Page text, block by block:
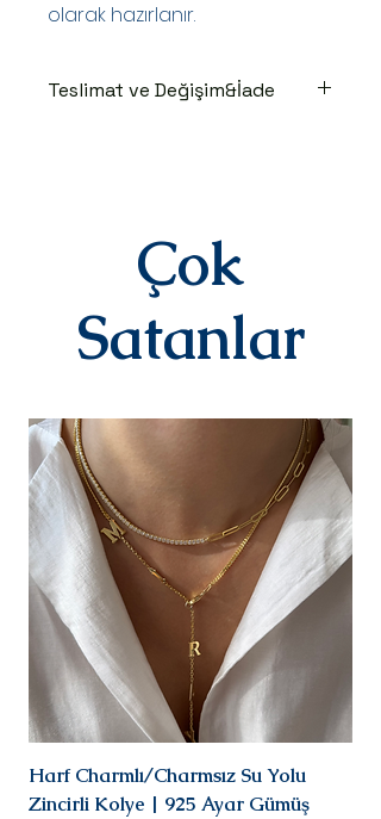
olarak hazırlanır.
Teslimat ve Değişim&İade
edilir.Kargoya teslim edildiğinde
takip numaranız,anlaşmalı kargo
firmamız olan Yurtiçi Kargo
tarafından size sms olarak iletilir.
DEĞİŞİM&İADE
Kişiye özel
yoktur.Ürünler sipariş üstüne kişiye
özel olarak hazırlanır.Küpe
kategorisindeki ürünlerimiz hijyen
nedeniyle iade alınmamaktadır.
Diğer ürünlerimiz için bizimle 14
gün içinde iletişime geçerek
iade değişim talebinizi
iletebilirsiniz.İade/değişim sürecin
deki kargo ücreti yine anlaşmalı
ücretimizle,tarafınızca
karşılanır.Ürün bize ulaştıktan
sonra değerlendirmesi yapılır ve
sizinle iletişimde
süreci başlar.
Çok
Satanlar
Harf Charmlı/Charmsız Su Yolu
Zincirli Kolye | 925 Ayar Gümüş